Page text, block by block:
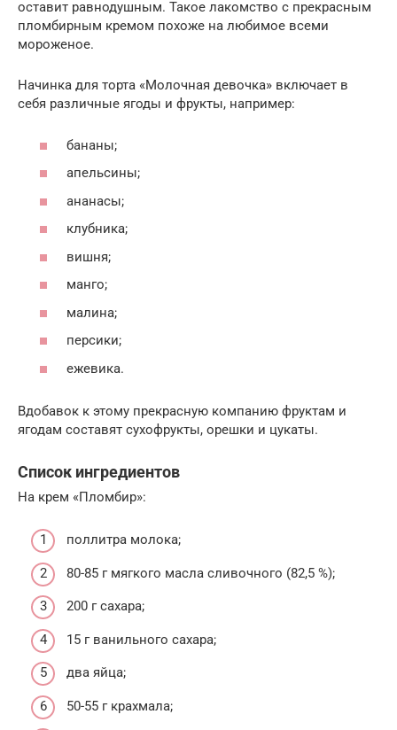
оставит равнодушным. Такое лакомство с прекрасным
пломбирным кремом похоже на любимое всеми
мороженое.
Начинка для торта «Молочная девочка» включает в
себя различные ягоды и фрукты, например:
бананы;
апельсины;
ананасы;
клубника;
вишня;
манго;
малина;
персики;
ежевика.
Вдобавок к этому прекрасную компанию фруктам и
ягодам составят сухофрукты, орешки и цукаты.
Список ингредиентов
На крем «Пломбир»:
поллитра молока;
80-85 г мягкого масла сливочного (82,5 %);
200 г сахара;
15 г ванильного сахара;
два яйца;
50-55 г крахмала;